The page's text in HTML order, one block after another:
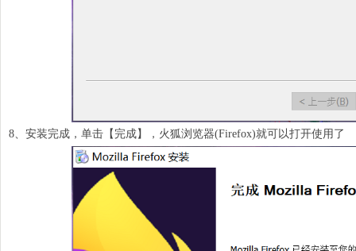
8、安装完成，单击【完成】，火狐浏览器(Firefox)就可以打开使用了